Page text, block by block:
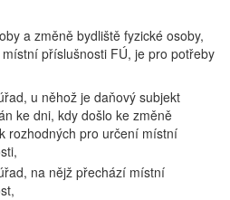
a změně bydliště fyzické osoby,
příslušnosti FÚ, je pro potřeby
u něhož je daňový subjekt
ke dni, kdy došlo ke změně
rozhodných pro určení místní
na nějž přechází místní